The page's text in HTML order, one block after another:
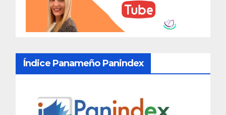
Índice Panameño Panindex